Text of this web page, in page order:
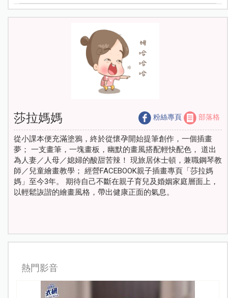
莎拉媽媽 粉絲專頁 部落格
從小課本便充滿塗鴉，終於從懷孕開始提筆創作，一個插畫
夢； 一支畫筆，一塊畫板，幽默的畫風搭配輕快配色， 道出
為人妻／人母／媳婦的酸甜苦辣！ 現旅居休士頓，兼職鋼琴教
師／兒童繪畫教學； 經營FACEBOOK親子插畫專頁「莎拉媽
媽」至今3年。 期待自己不斷在親子育兒及婚姻家庭層面上，
以輕鬆詼諧的繪畫風格，帶出健康正面的氣息。
熱門影音